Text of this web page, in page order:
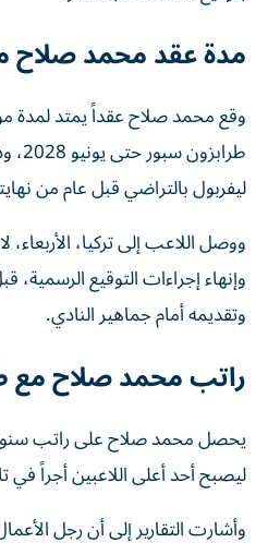
مدة عقد محمد صلاح
وقع محمد صلاح عقداً يمتد لمدة
ليفربول بالتراضي قبل عام من
ووصل اللاعب إلى تركيا،
وإنهاء إجراءات التوقيع الرسمية،
وتقديمه أمام جماهير النادي.
راتب محمد صلاح مع
ليصبح أحد أعلى اللاعبين أجراً في
وأشارت التقارير إلى أن رجل